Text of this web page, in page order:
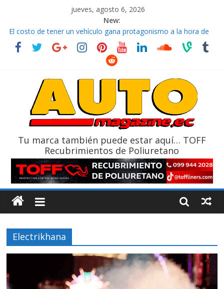
jueves, agosto 6, 2026
New:
El costo de tener un vehículo gana protagonismo a la hora de
decidir
Ultima película ‘Spider‑Man: Brand New Day’ pone en escena a
La Vuelta al Ecuador 2026, edición 47ª, recorre 7 provincias en 8
La FEDAK recibe 12 Sinotruk Bolden para cubrir las rutas de La
Tu marca también puede estar aquí… TOFF
Recubrimientos de Poliuretano
Electrikhana